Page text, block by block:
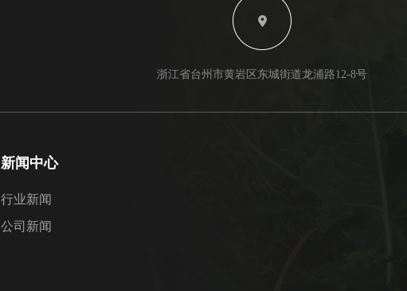
浙江省台州市黄岩区东城街道龙浦路12-8号
新闻中心
行业新闻
公司新闻